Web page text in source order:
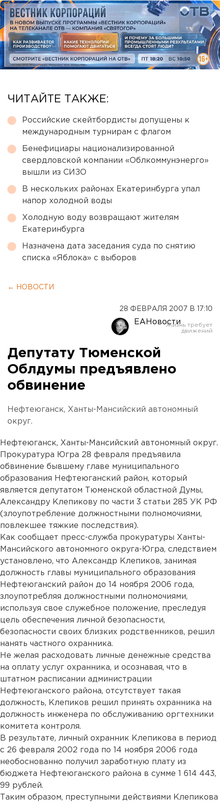
ЧИТАЙТЕ ТАКЖЕ:
Российские скейтбордисты допущены к
международным турнирам с флагом
Бенефициары национализированной
свердловской компании «Облкоммунэнерго»
вышли из СИЗО
В нескольких районах Екатеринбурга упал
напор холодной воды
Холодную воду возвращают жителям
Екатеринбурга
Назначена дата заседания суда по снятию
списка «Яблока» с выборов
← НОВОСТИ
28 ФЕВРАЛЯ 2007 В 17:10
ЕАНовости
Депутату Тюменской
Облдумы предъявлено
обвинение
Нефтеюганск, Ханты-Мансийский автономный
округ.
Нефтеюганск, Ханты-Мансийский автономный округ.
Прокуратура Югра 28 февраля предъявила
обвинение бывшему главе муниципального
образования Нефтеюганский район, который
является депутатом Тюменской областной Думы,
Александру Клепикову по части 3 статьи 285 УК РФ
(злоупотребление должностными полномочиями,
повлекшее тяжкие последствия).
Как сообщает пресс-служба прокуратуры Ханты-
Мансийского автономного округа-Югра, следствием
установлено, что Александр Клепиков, занимая
должность главы муниципального образования
Нефтеюганский район до 14 ноября 2006 года,
злоупотребляя должностными полномочиями,
используя свое служебное положение, преследуя
цель обеспечения личной безопасности,
безопасности своих близких родственников, решил
нанять частного охранника.
Не желая расходовать личные денежные средства
на оплату услуг охранника, и осознавая, что в
штатном расписании администрации
Нефтеюганского района, отсутствует такая
должность, Клепиков решил принять охранника на
должность инженера по обслуживанию оргтехники
комитета контроля.
В результате, личный охранник Клепикова в период
с 26 февраля 2002 года по 14 ноября 2006 года
необоснованно получил заработную плату из
бюджета Нефтеюганского района в сумме 1 614 443,
99 рублей.
Таким образом, преступными действиями Клепикова